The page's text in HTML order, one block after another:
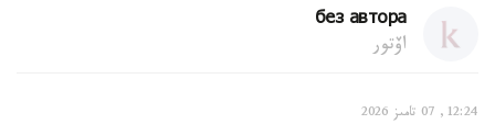
без автора
اۆتور
12:24, 07 تامىز 2026